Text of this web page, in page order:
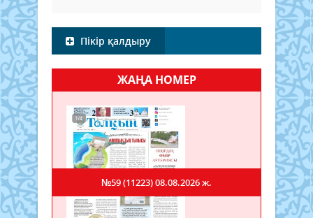
Пікір қалдыру
ЖАҢА НОМЕР
№59 (11223)08.08.2026 ж.